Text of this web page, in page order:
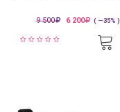
9 500 6 200 ( —35% )